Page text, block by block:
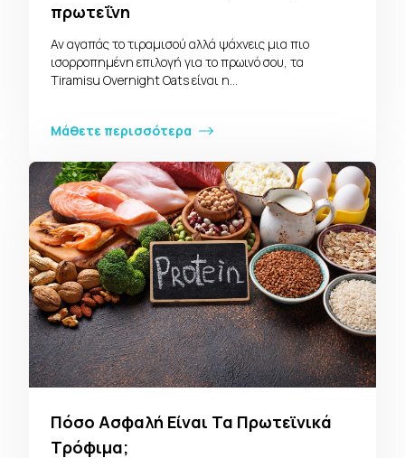
πρωτεΐνη
Αν αγαπάς το τιραμισού αλλά ψάχνεις μια πιο
ισορροπημένη επιλογή για το πρωινό σου, τα
Tiramisu Overnight Oats είναι η…
Μάθετε περισσότερα
Πόσο Ασφαλή Είναι Τα Πρωτεϊνικά
Τρόφιμα;